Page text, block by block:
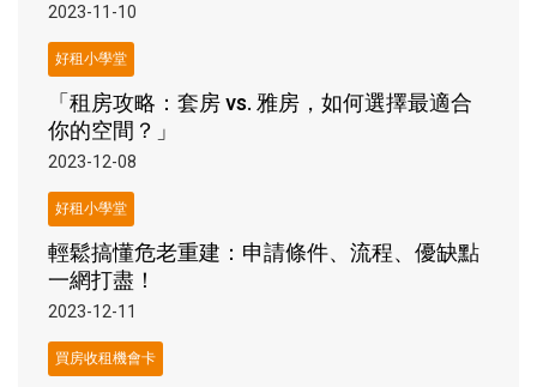
2023-11-10
好租小學堂
「租房攻略：套房 vs. 雅房，如何選擇最適合
你的空間？」
2023-12-08
好租小學堂
輕鬆搞懂危老重建：申請條件、流程、優缺點
一網打盡！
2023-12-11
買房收租機會卡